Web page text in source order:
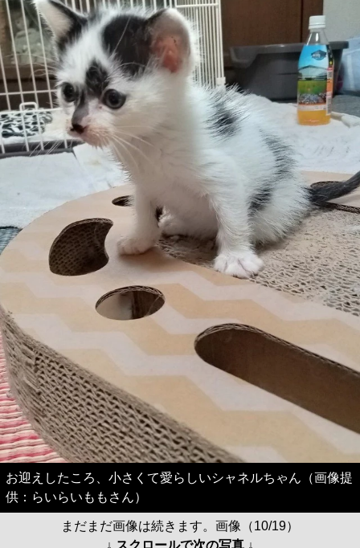
お迎えしたころ、小さくて愛らしいシャネルちゃん（画像提
供：らいらいももさん）
まだまだ画像は続きます。画像（10/19）